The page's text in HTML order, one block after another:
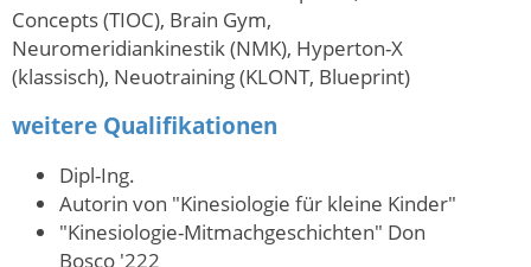
Concepts (TIOC), Brain Gym,
Neuromeridiankinestik (NMK), Hyperton-X
(klassisch), Neuotraining (KLONT, Blueprint)
weitere Qualifikationen
Dipl-Ing.
Autorin von "Kinesiologie für kleine Kinder"
"Kinesiologie-Mitmachgeschichten" Don
Bosco '222